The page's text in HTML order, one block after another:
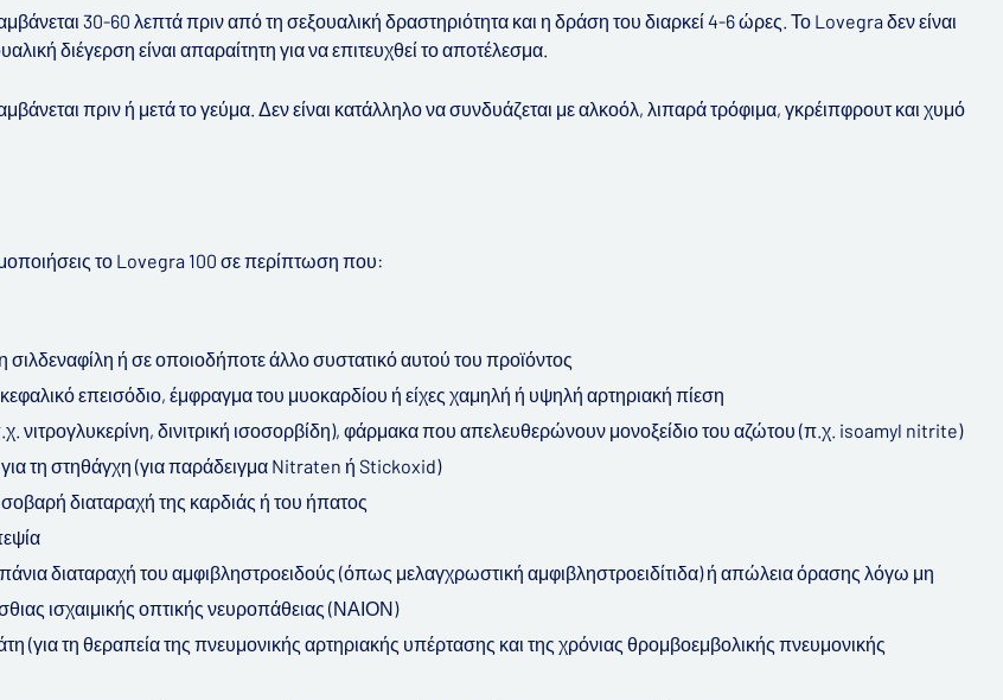
30-60 λεπτά πριν από τη σεξουαλική δραστηριότητα και η δράση του διαρκεί 4-6 ώρες. Το Lovegra δεν είναι
διέγερση είναι απαραίτητη για να επιτευχθεί το αποτέλεσμα.
πριν ή μετά το γεύμα. Δεν είναι κατάλληλο να συνδυάζεται με αλκοόλ, λιπαρά τρόφιμα, γκρέιπφρουτ και χυμό
το Lovegra 100 σε περίπτωση που:
σιλδεναφίλη ή σε οποιοδήποτε άλλο συστατικό αυτού του προϊόντος
επεισόδιο, έμφραγμα του μυοκαρδίου ή είχες χαμηλή ή υψηλή αρτηριακή πίεση
νιτρογλυκερίνη, δινιτρική ισοσορβίδη), φάρμακα που απελευθερώνουν μονοξείδιο του αζώτου (π.χ. isoamyl nitrite)
τη στηθάγχη (για παράδειγμα Nitraten ή Stickoxid)
διαταραχή της καρδιάς ή του ήπατος
διαταραχή του αμφιβληστροειδούς (όπως μελαγχρωστική αμφιβληστροειδίτιδα) ή απώλεια όρασης λόγω μη
ισχαιμικής οπτικής νευροπάθειας (ΝΑΙΟΝ)
(για τη θεραπεία της πνευμονικής αρτηριακής υπέρτασης και της χρόνιας θρομβοεμβολικής πνευμονικής